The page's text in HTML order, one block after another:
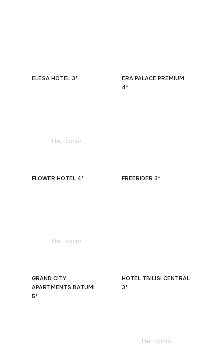
ELESA HOTEL 3*
ERA PALACE PREMIUM
4*
Нет фото
FLOWER HOTEL 4* FREERIDER 3*
Нет фото
GRAND CITY
APARTMENTS BATUMI
5*
HOTEL TBILISI CENTRAL
3*
Нет фото